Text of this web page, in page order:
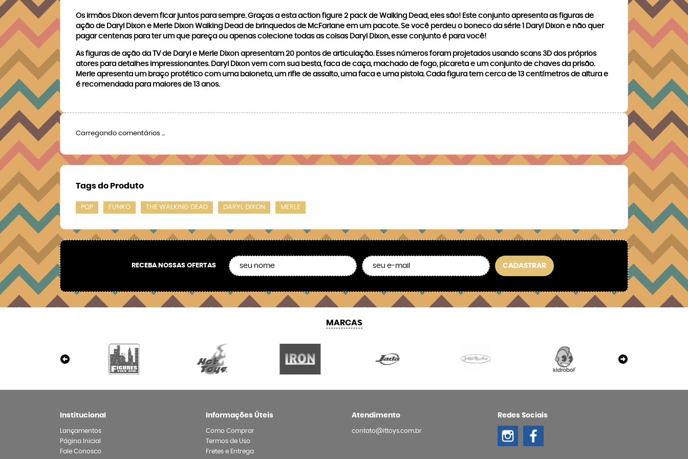
Os irmãos Dixon devem ficar juntos para sempre. Graças a esta action figure 2 pack de Walking Dead, eles são! Este conjunto apresenta as figuras de
ação de Daryl Dixon e Merle Dixon Walking Dead de brinquedos de McFarlane em um pacote. Se você perdeu o boneco da série 1 Daryl Dixon e não quer
pagar centenas para ter um que pareça ou apenas colecione todas as coisas Daryl Dixon, esse conjunto é para você!
As figuras de ação da TV de Daryl e Merle Dixon apresentam 20 pontos de articulação. Esses números foram projetados usando scans 3D dos próprios
atores para detalhes impressionantes. Daryl Dixon vem com sua besta, faca de caça, machado de fogo, picareta e um conjunto de chaves da prisão.
Merle apresenta um braço protético com uma baioneta, um rifle de assalto, uma faca e uma pistola. Cada figura tem cerca de 13 centímetros de altura e
é recomendada para maiores de 13 anos.
Carregando comentários ...
Tags do Produto
POP FUNKO THE WALKING DEAD DARYL DIXON MERLE
RECEBA NOSSAS OFERTAS CADASTRAR
MARCAS
Institucional
Lançamentos
Página Inicial
Fale Conosco
Informações Úteis
Como Comprar
Termos de Uso
Fretes e Entrega
Atendimento
contato@ittoys.com.br
Redes Sociais